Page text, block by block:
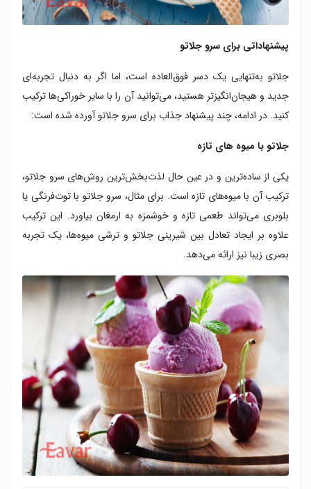
پیشنهاداتی برای سرو جلاتو
جلاتو به‌تنهایی یک دسر فوق‌العاده است، اما اگر به دنبال تجربه‌ای
جدید و هیجان‌انگیزتر هستید، می‌توانید آن را با سایر خوراکی‌ها ترکیب
کنید. در ادامه، چند پیشنهاد جذاب برای سرو جلاتو آورده شده است:
جلاتو با میوه های تازه
یکی از ساده‌ترین و در عین حال لذت‌بخش‌ترین روش‌های سرو جلاتو،
ترکیب آن با میوه‌های تازه است. برای مثال، سرو جلاتو با توت‌فرنگی یا
بلوبری می‌تواند طعمی تازه و خوشمزه به ارمغان بیاورد. این ترکیب
علاوه بر ایجاد تعادل بین شیرینی جلاتو و ترشی میوه‌ها، یک تجربه
بصری زیبا نیز ارائه می‌دهد.